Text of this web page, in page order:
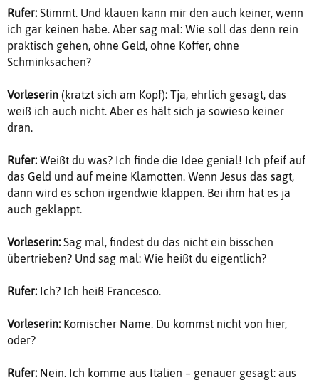
Rufer: Stimmt. Und klauen kann mir den auch keiner, wenn
ich gar keinen habe. Aber sag mal: Wie soll das denn rein
praktisch gehen, ohne Geld, ohne Koffer, ohne
Schminksachen?
Vorleserin (kratzt sich am Kopf): Tja, ehrlich gesagt, das
weiß ich auch nicht. Aber es hält sich ja sowieso keiner
dran.
Rufer: Weißt du was? Ich finde die Idee genial! Ich pfeif auf
das Geld und auf meine Klamotten. Wenn Jesus das sagt,
dann wird es schon irgendwie klappen. Bei ihm hat es ja
auch geklappt.
Vorleserin: Sag mal, findest du das nicht ein bisschen
übertrieben? Und sag mal: Wie heißt du eigentlich?
Rufer: Ich? Ich heiß Francesco.
Vorleserin: Komischer Name. Du kommst nicht von hier,
oder?
Rufer: Nein. Ich komme aus Italien – genauer gesagt: aus